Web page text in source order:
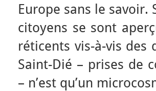
Europe sans le savoir.
citoyens se sont
réticents vis-à-vis des
Saint-Dié – prises de
– n’est qu’un